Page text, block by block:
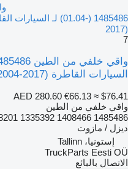
2017)
7
السيارات القاطرة Scania P,G,R,T-series (2004-2017)
AED 280.60 €66.13 ≈ $76.41
واقي خلفي من الطين
1485486 1408466 1335392 2518201
ديزل / مازوت
إستونيا، Tallinn
TruckParts Eesti OÜ
الاتصال بالبائع